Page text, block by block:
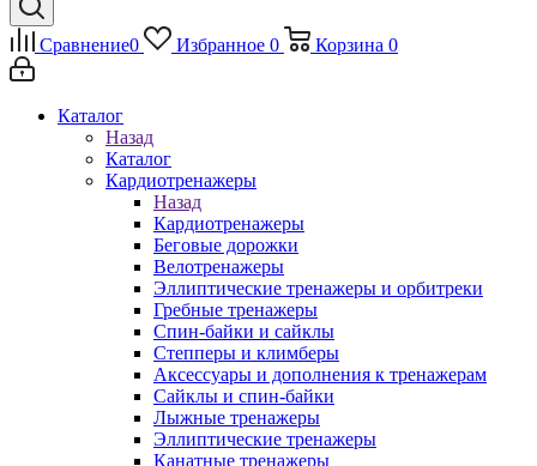
Сравнение0 Избранное 0 Корзина 0
Каталог
Назад
Каталог
Кардиотренажеры
Назад
Кардиотренажеры
Беговые дорожки
Велотренажеры
Эллиптические тренажеры и орбитреки
Гребные тренажеры
Спин-байки и сайклы
Степперы и климберы
Аксессуары и дополнения к тренажерам
Сайклы и спин-байки
Лыжные тренажеры
Эллиптические тренажеры
Канатные тренажеры